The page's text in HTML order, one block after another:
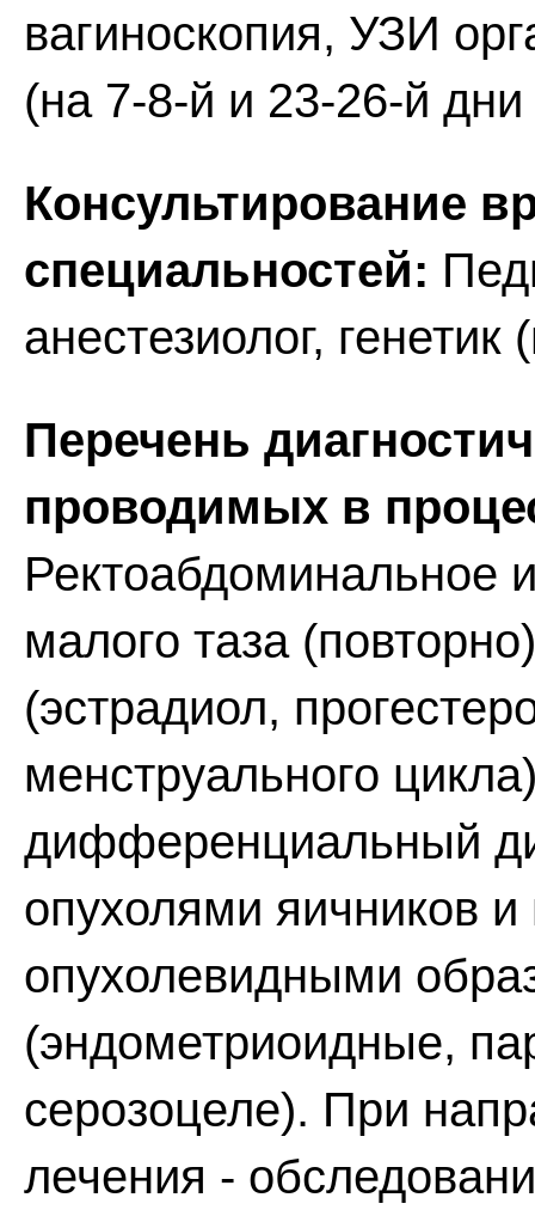
вагиноскопия, УЗИ
(на 7-8-й и 23-26-й
Консультирование
специальностей:
анестезиолог,
Перечень
проводимых в
Ректоабдоминальное
малого таза
(эстрадиол,
менструального
дифференциальный
опухолями яичников
опухолевидными
(эндометриоидные,
серозоцеле). При
лечения -